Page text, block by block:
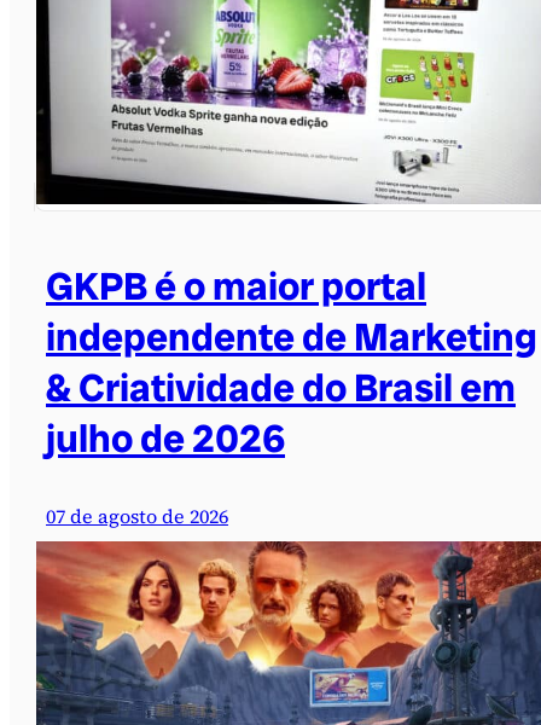
GKPB é o maior portal
independente de Marketing
& Criatividade do Brasil em
julho de 2026
07 de agosto de 2026